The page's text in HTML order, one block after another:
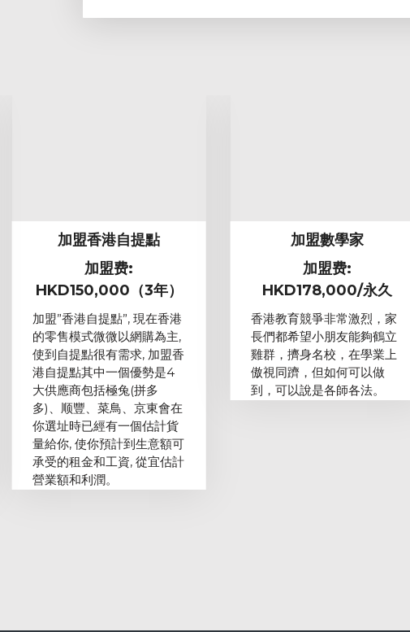
加盟香港自提點
加盟费:
HKD150,000（3年）
加盟”香港自提點”, 現在香港
的零售模式微微以網購為主,
使到自提點很有需求, 加盟香
港自提點其中一個優勢是4
大供應商包括極兔(拼多
多)、顺豐、菜鳥、京東會在
你選址時已經有一個估計貨
量給你, 使你預計到生意額可
承受的租金和工資, 從宜估計
營業額和利潤。
加盟數學家
加盟费:
HKD178,000/永久
香港教育競爭非常激烈，家
長們都希望小朋友能夠鶴立
雞群，擠身名校，在學業上
傲視同躋，但如何可以做
到，可以說是各師各法。